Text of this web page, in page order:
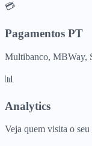
💳
Pagamentos PT
Multibanco, MBWay,
📊
Analytics
Veja quem visita o